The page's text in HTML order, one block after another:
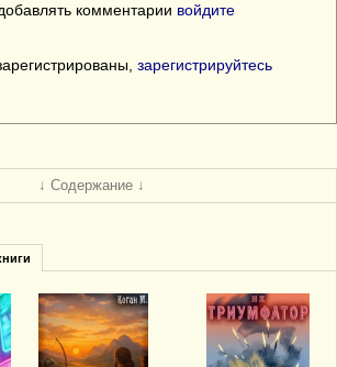
комментарии войдите
зарегистрируйтесь
↓ Содержание ↓